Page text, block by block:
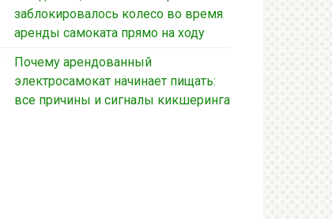
заблокировалось колесо во время
аренды самоката прямо на ходу
Почему арендованный
электросамокат начинает пищать:
все причины и сигналы кикшеринга